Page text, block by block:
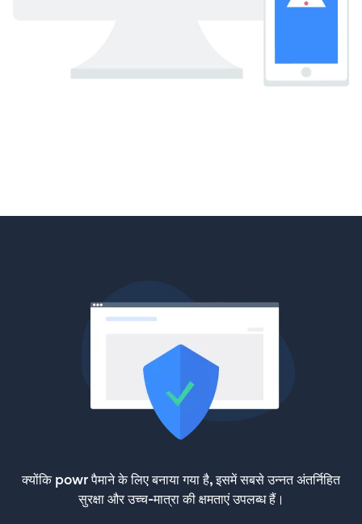
क्योंकि powr पैमाने के लिए बनाया गया है, इसमें सबसे उन्नत अंतर्निहित
सुरक्षा और उच्च-मात्रा की क्षमताएं उपलब्ध हैं।